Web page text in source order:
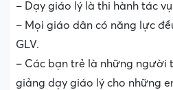
– Dạy giáo lý là thi hành tác
– Mọi giáo dân có năng lực
GLV.
– Các bạn trẻ là những người
giảng dạy giáo lý cho những